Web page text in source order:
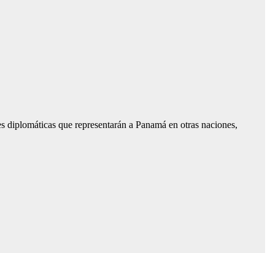
que representarán a Panamá en otras naciones,